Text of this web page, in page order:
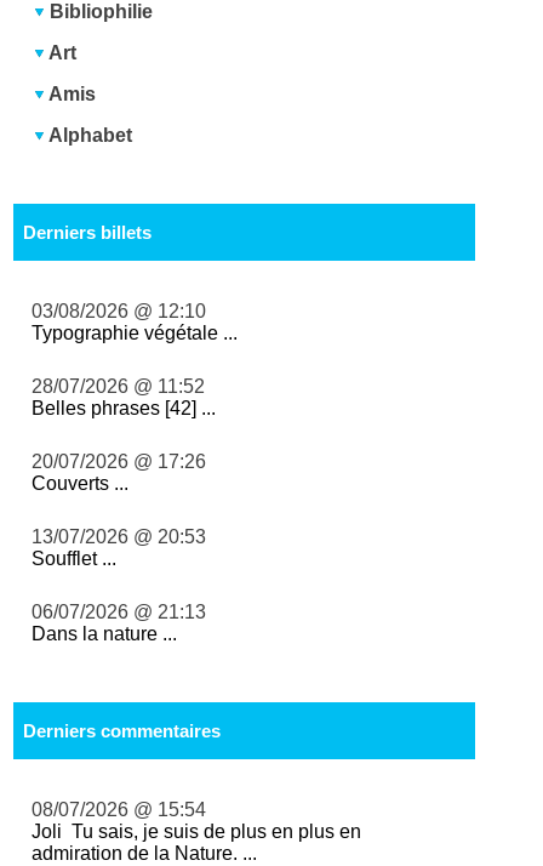
Bibliophilie
Art
Amis
Alphabet
Derniers billets
03/08/2026 @ 12:10
Typographie végétale ...
28/07/2026 @ 11:52
Belles phrases [42] ...
20/07/2026 @ 17:26
Couverts ...
13/07/2026 @ 20:53
Soufflet ...
06/07/2026 @ 21:13
Dans la nature ...
Derniers commentaires
08/07/2026 @ 15:54
Joli Tu sais, je suis de plus en plus en
admiration de la Nature. ...